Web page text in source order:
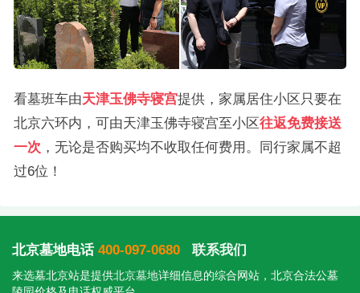
看墓班车由天津玉佛寺寝宫提供，家属居住小区只要在
北京六环内，可由天津玉佛寺寝宫至小区往返免费接送
一次 ，无论是否购买均不收取任何费用。同行家属不超
过6位！
北京墓地电话 400-097-0680 联系我们
来选墓北京站是提供北京墓地详细信息的综合网站，北京合法公墓